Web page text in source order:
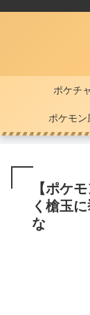
ポケチ
ポケモン
【ポケ
く槍玉
な